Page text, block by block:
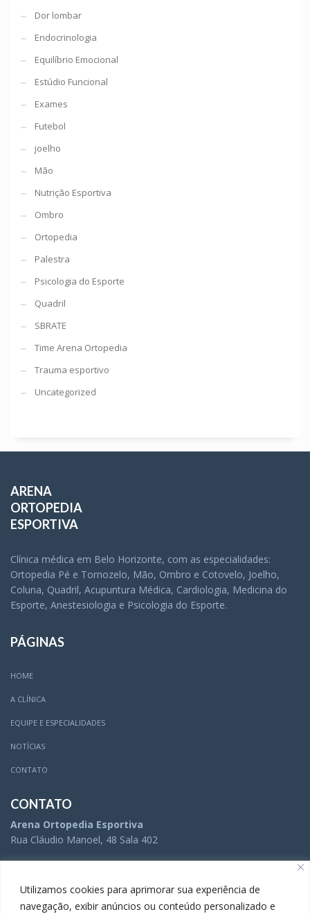
Utilizamos cookies para aprimorar sua experiência de
navegação, exibir anúncios ou conteúdo personalizado e
Dor lombar
Endocrinologia
Equilíbrio Emocional
Estúdio Funcional
Exames
Futebol
joelho
Mão
Nutrição Esportiva
Ombro
Ortopedia
Palestra
Psicologia do Esporte
Quadril
SBRATE
Time Arena Ortopedia
Trauma esportivo
Uncategorized
ARENA
ORTOPEDIA
ESPORTIVA
Clínica médica em Belo Horizonte, com as especialidades:
Ortopedia Pé e Tornozelo, Mão, Ombro e Cotovelo, Joelho,
Coluna, Quadril, Acupuntura Médica, Cardiologia, Medicina do
Esporte, Anestesiologia e Psicologia do Esporte.
PÁGINAS
HOME
A CLÍNICA
EQUIPE E ESPECIALIDADES
NOTÍCIAS
CONTATO
CONTATO
Arena Ortopedia Esportiva
Rua Cláudio Manoel, 48 Sala 402
(31) 3504-5005